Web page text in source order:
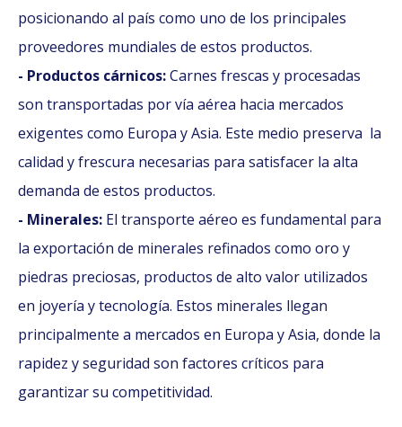
posicionando al país como uno de los principales
proveedores mundiales de estos productos.​
- Productos cárnicos:Carnes frescas y procesadas
son transportadas por vía aérea hacia mercados
exigentes como Europa y Asia. Este medio preserva la
calidad y frescura necesarias para satisfacer la alta
demanda de estos productos.​
- Minerales: El transporte aéreo es fundamental para
la exportación de minerales refinados como oro y
piedras preciosas, productos de alto valor utilizados
en joyería y tecnología. Estos minerales llegan
principalmente a mercados en Europa y Asia, donde la
rapidez y seguridad son factores críticos para
garantizar su competitividad.​